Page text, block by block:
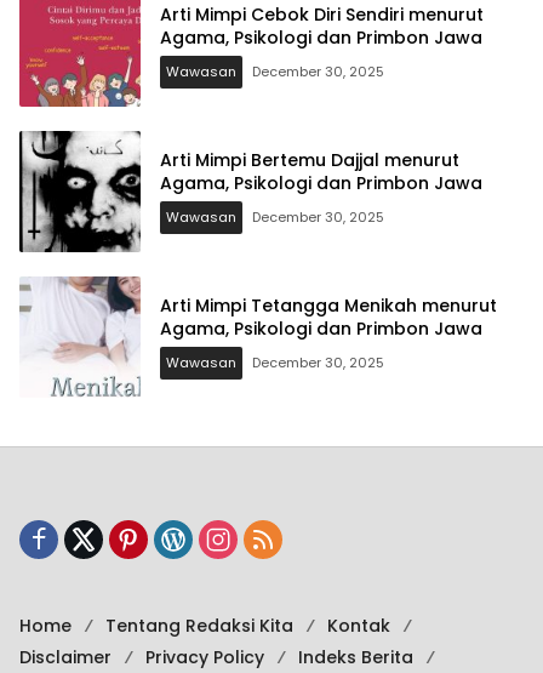
Arti Mimpi Cebok Diri Sendiri menurut
Agama, Psikologi dan Primbon Jawa
Wawasan December 30, 2025
Arti Mimpi Bertemu Dajjal menurut
Agama, Psikologi dan Primbon Jawa
Wawasan December 30, 2025
Arti Mimpi Tetangga Menikah menurut
Agama, Psikologi dan Primbon Jawa
Wawasan December 30, 2025
Home Tentang Redaksi Kita
Kontak
Disclaimer
Privacy Policy Indeks Berita